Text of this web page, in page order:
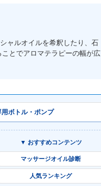
ャルオイルを希釈したり、石
とでアロマテラピーの幅が広
用ボトル・ポンプ
▼ おすすめコンテンツ
マッサージオイル診断
人気ランキング